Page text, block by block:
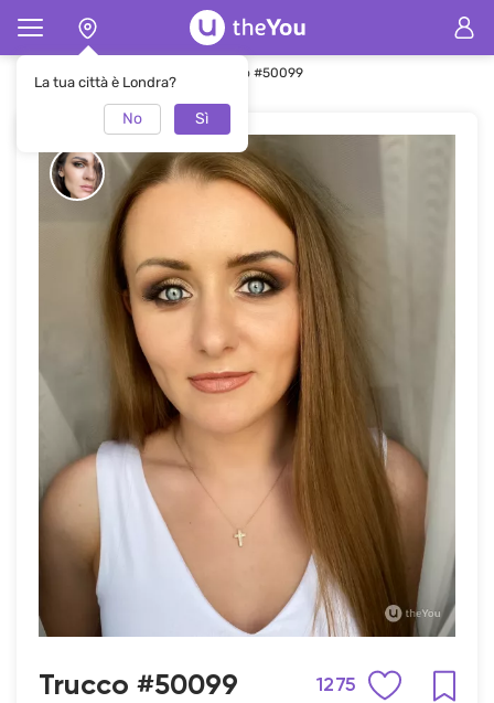
La tua città è Londra?
No Sì
Pagina principale Trucco Trucco #50099
Trucco #50099 1275